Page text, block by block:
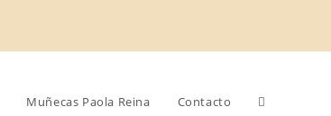
Muñecas Paola Reina Contacto